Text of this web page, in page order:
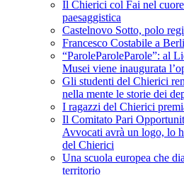
Il Chierici col Fai nel
paesaggistica
Castelnovo Sotto, polo
Francesco Costabile a
“ParoleParoleParole”: al
Musei viene inaugurata
Gli studenti del Chierici
nella mente le storie dei
I ragazzi del Chierici
Il Comitato Pari
Avvocati avrà un logo, lo
del Chierici
Una scuola europea che
territorio